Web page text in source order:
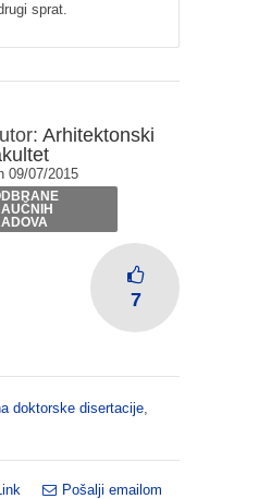
sprat.
Arhitektonski
09/07/2015
7
doktorske disertacije,
Pošalji emailom